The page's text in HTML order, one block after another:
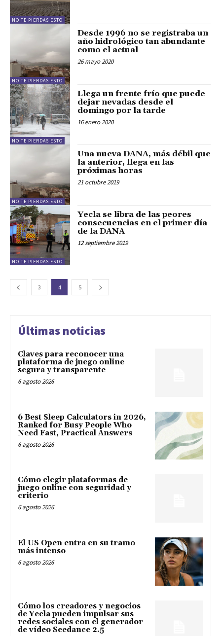
NO TE PIERDAS ESTO
NO TE PIERDAS ESTO
Desde 1996 no se registraba un
año hidrológico tan abundante
como el actual
26 mayo 2020
NO TE PIERDAS ESTO
Llega un frente frío que puede
dejar nevadas desde el
domingo por la tarde
16 enero 2020
NO TE PIERDAS ESTO
Una nueva DANA, más débil que
la anterior, llega en las
próximas horas
21 octubre 2019
NO TE PIERDAS ESTO
Yecla se libra de las peores
consecuencias en el primer día
de la DANA
12 septiembre 2019
3 4 5
Últimas noticias
Claves para reconocer una
plataforma de juego online
segura y transparente
6 agosto 2026
6 Best Sleep Calculators in 2026,
Ranked for Busy People Who
Need Fast, Practical Answers
6 agosto 2026
Cómo elegir plataformas de
juego online con seguridad y
criterio
6 agosto 2026
El US Open entra en su tramo
más intenso
6 agosto 2026
Cómo los creadores y negocios
de Yecla pueden impulsar sus
redes sociales con el generador
de vídeo Seedance 2.5